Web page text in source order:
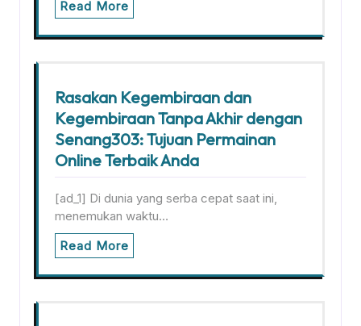
Read More
Rasakan Kegembiraan dan
Kegembiraan Tanpa Akhir dengan
Senang303: Tujuan Permainan
Online Terbaik Anda
[ad_1] Di dunia yang serba cepat saat ini,
menemukan waktu…
Read More